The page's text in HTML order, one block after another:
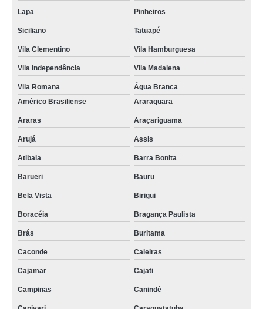
Lapa Pinheiros
Siciliano Tatuapé
Vila Clementino Vila Hamburguesa
Vila Independência Vila Madalena
Vila Romana
Água Branca
Américo Brasiliense
Araraquara
Araras Araçariguama
Arujá Assis
Atibaia Barra Bonita
Barueri Bauru
Bela Vista Birigui
Boracéia Bragança Paulista
Brás Buritama
Caconde Caieiras
Cajamar Cajati
Campinas Canindé